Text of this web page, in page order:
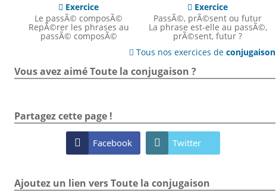
 Exercice
Le passÃ© composÃ©
RepÃ©rer les phrases au
passÃ© composÃ©
 Exercice
PassÃ©, prÃ©sent ou futur
La phrase est-elle au passÃ©,
prÃ©sent, futur ?
 Tous nos exercices deconjugaison
Vous avez aimé Toute la conjugaison ?
Partagez cette page !
 Facebook  Twitter
Ajoutez un lien vers Toute la conjugaison